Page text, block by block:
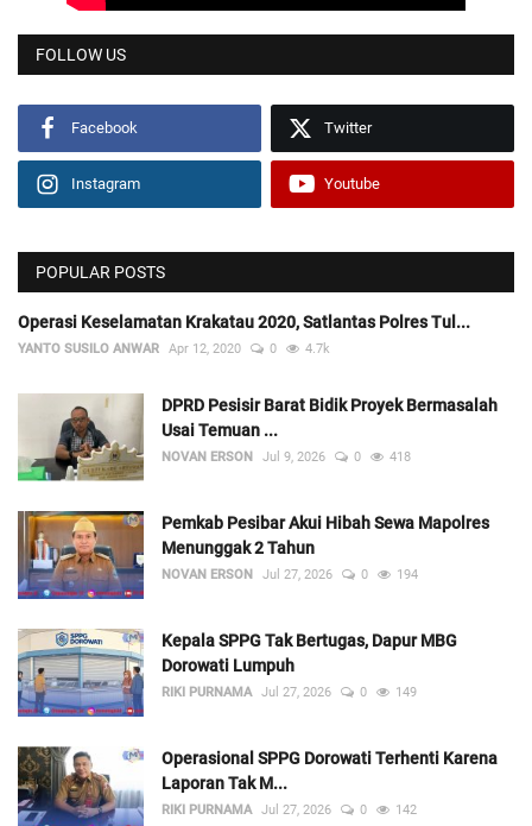
FOLLOW US
Facebook Twitter
Instagram Youtube
POPULAR POSTS
Operasi Keselamatan Krakatau 2020, Satlantas Polres Tul...
YANTO SUSILO ANWAR Apr 12, 2020 0 4.7k
DPRD Pesisir Barat Bidik Proyek Bermasalah
Usai Temuan ...
NOVAN ERSON Jul 9, 2026 0 418
Pemkab Pesibar Akui Hibah Sewa Mapolres
Menunggak 2 Tahun
NOVAN ERSON Jul 27, 2026 0 194
Kepala SPPG Tak Bertugas, Dapur MBG
Dorowati Lumpuh
RIKI PURNAMA Jul 27, 2026 0 149
Operasional SPPG Dorowati Terhenti Karena
Laporan Tak M...
RIKI PURNAMA Jul 27, 2026 0 142